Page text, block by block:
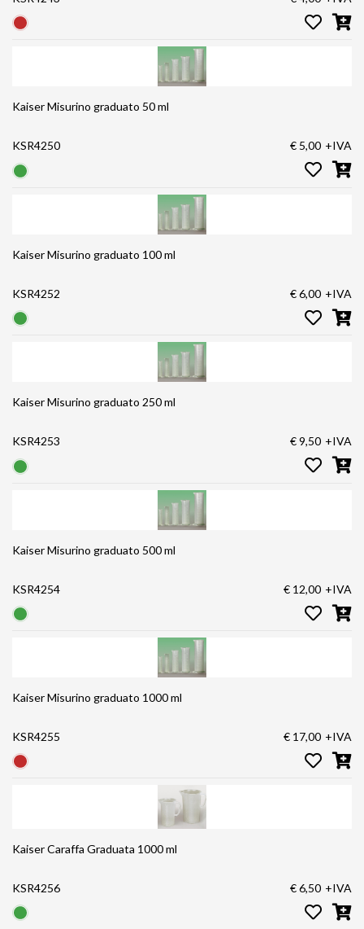
Kaiser Misurino graduato 50 ml
KSR4250 € 5,00 +IVA
Kaiser Misurino graduato 100 ml
KSR4252 € 6,00 +IVA
Kaiser Misurino graduato 250 ml
KSR4253 € 9,50 +IVA
Kaiser Misurino graduato 500 ml
KSR4254 € 12,00 +IVA
Kaiser Misurino graduato 1000 ml
KSR4255 € 17,00 +IVA
Kaiser Caraffa Graduata 1000 ml
KSR4256 € 6,50 +IVA